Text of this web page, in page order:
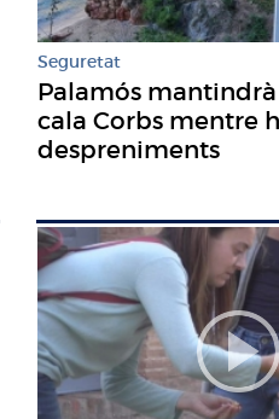
Seguretat
Palamós
cala Corbs mentre
despreniments